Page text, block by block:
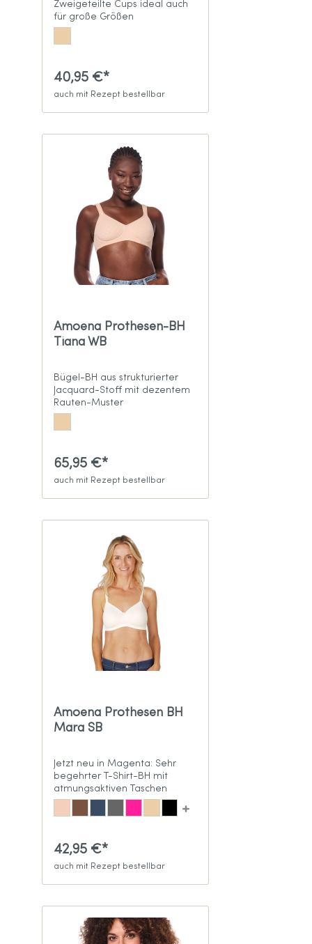
Zweigeteilte Cups ideal auch
für große Größen
40,95 €*
auch mit Rezept bestellbar
Amoena Prothesen-BH
Tiana WB
Bügel-BH aus strukturierter
Jacquard-Stoff mit dezentem
Rauten-Muster
65,95 €*
auch mit Rezept bestellbar
Amoena Prothesen BH
Mara SB
Jetzt neu in Magenta: Sehr
begehrter T-Shirt-BH mit
atmungsaktiven Taschen
42,95 €*
auch mit Rezept bestellbar